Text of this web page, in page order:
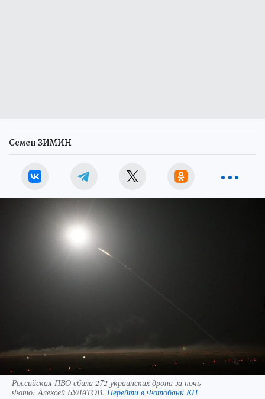
Семен ЗИМИН
Российская ПВО сбила 272 украинских дрона за ночь
Фото:Алексей БУЛАТОВ. Перейти в Фотобанк КП